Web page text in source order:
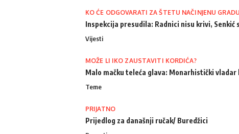
KO ĆE ODGOVARATI ZA ŠTETU NAČINJENU
Inspekcija presudila: Radnici nisu krivi, Senkić
Vijesti
MOŽE LI IKO ZAUSTAVITI KORDIĆA?
Malo mačku teleća glava: Monarhistički
Teme
PRIJATNO
Prijedlog za današnji ručak/ Buredžici